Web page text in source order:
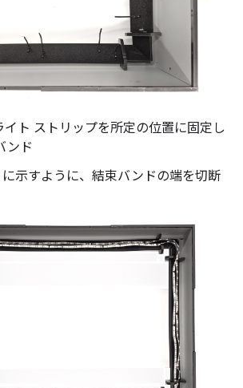
イト ストリップを所定の位置に固定し
ンド
に示すように、結束バンドの端を切断